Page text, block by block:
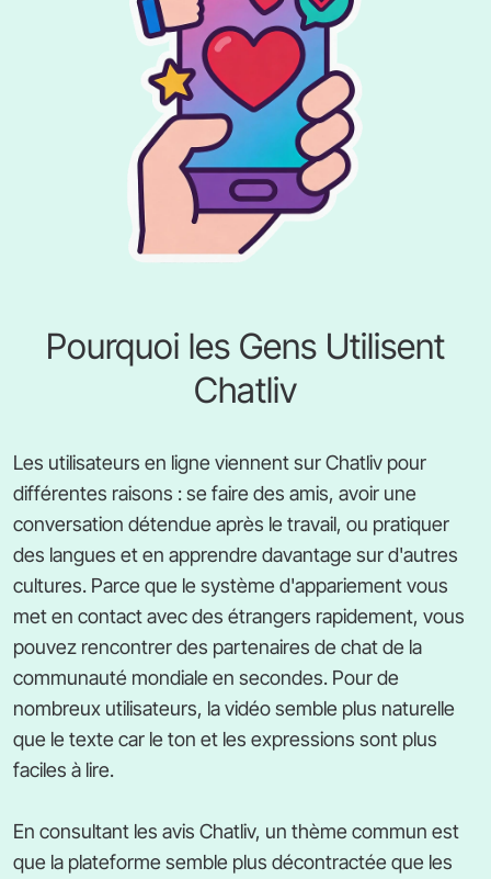
Pourquoi les Gens Utilisent
Chatliv
Les utilisateurs en ligne viennent sur Chatliv pour
différentes raisons : se faire des amis, avoir une
conversation détendue après le travail, ou pratiquer
des langues et en apprendre davantage sur d'autres
cultures. Parce que le système d'appariement vous
met en contact avec des étrangers rapidement, vous
pouvez rencontrer des partenaires de chat de la
communauté mondiale en secondes. Pour de
nombreux utilisateurs, la vidéo semble plus naturelle
que le texte car le ton et les expressions sont plus
faciles à lire.
En consultant les avis Chatliv, un thème commun est
que la plateforme semble plus décontractée que les